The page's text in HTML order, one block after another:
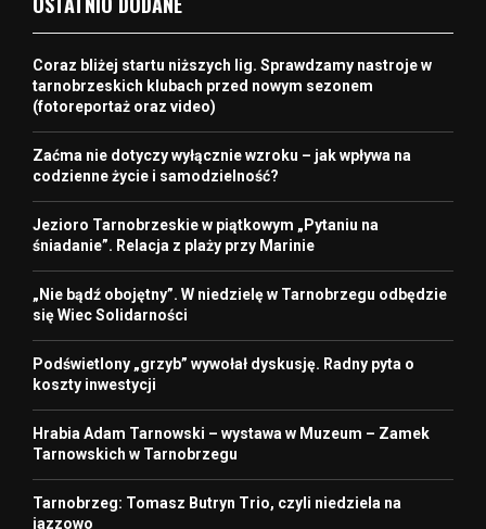
Coraz bliżej startu niższych lig. Sprawdzamy nastroje w
tarnobrzeskich klubach przed nowym sezonem
(fotoreportaż oraz video)
Zaćma nie dotyczy wyłącznie wzroku – jak wpływa na
codzienne życie i samodzielność?
Jezioro Tarnobrzeskie w piątkowym „Pytaniu na
śniadanie”. Relacja z plaży przy Marinie
„Nie bądź obojętny”. W niedzielę w Tarnobrzegu odbędzie
się Wiec Solidarności
Podświetlony „grzyb” wywołał dyskusję. Radny pyta o
koszty inwestycji
Hrabia Adam Tarnowski – wystawa w Muzeum – Zamek
Tarnowskich w Tarnobrzegu
Tarnobrzeg: Tomasz Butryn Trio, czyli niedziela na
jazzowo